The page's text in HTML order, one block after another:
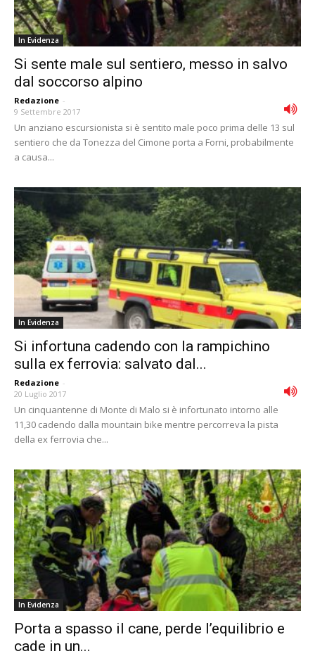
In Evidenza
Si sente male sul sentiero, messo in salvo
dal soccorso alpino
Redazione -
9 Settembre 2017
Un anziano escursionista si è sentito male poco prima delle 13 sul
sentiero che da Tonezza del Cimone porta a Forni, probabilmente
a causa...
In Evidenza
Si infortuna cadendo con la rampichino
sulla ex ferrovia: salvato dal...
Redazione -
20 Luglio 2017
Un cinquantenne di Monte di Malo si è infortunato intorno alle
11,30 cadendo dalla mountain bike mentre percorreva la pista
della ex ferrovia che...
In Evidenza
Porta a spasso il cane, perde l’equilibrio e
cade in un...